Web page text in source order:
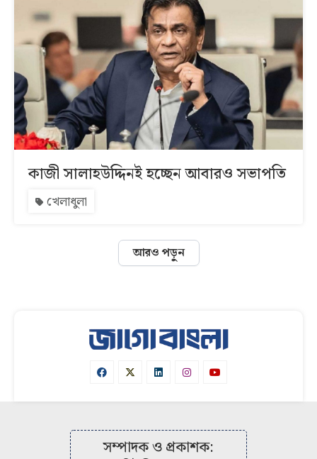
কাজী সালাহউদ্দিনই হচ্ছেন আবারও সভাপতি
খেলাধুলা
আরও পড়ুন
সম্পাদক ও প্রকাশক: